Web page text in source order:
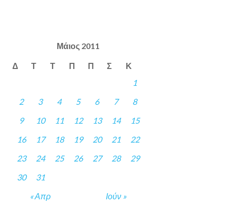
Μάιος 2011
Δ Τ Τ Π Π Σ Κ
« Απρ Ιούν »
1
2
3 4 5 6 7
8
9
10 11 12 13 14
15
16
17 18 19 20 21
22
23
24 25 26 27 28
29
30
31